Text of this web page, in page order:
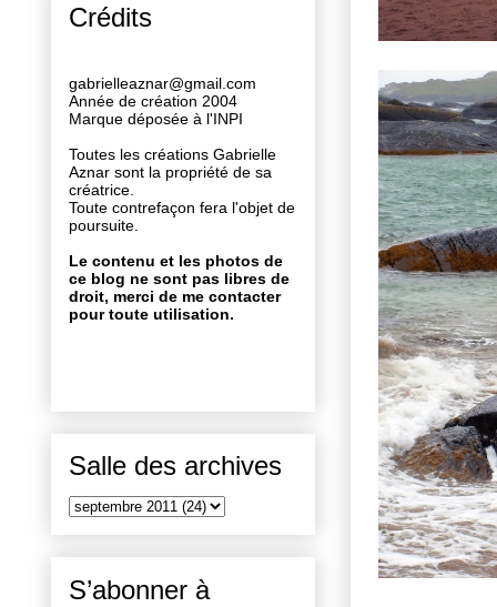
Crédits
gabrielleaznar@gmail.com
Année de création 2004
Marque déposée à l'INPI
Toutes les créations Gabrielle
Aznar sont la propriété de sa
créatrice.
Toute contrefaçon fera l'objet de
poursuite.
Le contenu et les photos de
ce blog ne sont pas libres de
droit, merci de me contacter
pour toute utilisation.
Salle des archives
S’abonner à